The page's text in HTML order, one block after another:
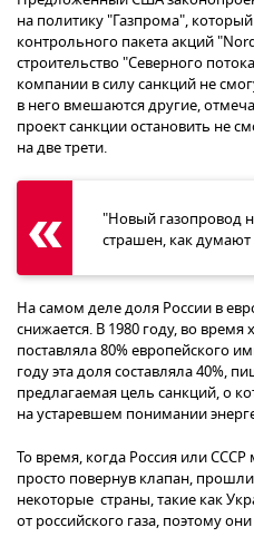
на политику "Газпрома",
контрольного пакета акций
строительство "Северного
компании в силу санкций не
в него вмешаются другие,
проект санкции остановить не
на две трети.
"Новый газопровод
страшен, как
На самом деле доля России в
снижается. В 1980 году, во
поставляла 80% европейского
году эта доля составляла 40%,
предлагаемая цель санкций, о
на устаревшем понимании
То время, когда Россия или СССР
просто повернув клапан,
некоторые страны, такие как
от российского газа, поэтому